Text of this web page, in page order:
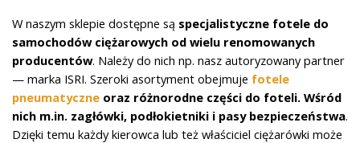
W naszym sklepie dostępne są specjalistyczne fotele do
samochodów ciężarowych od wielu renomowanych
producentów. Należy do nich np. nasz autoryzowany partner
— marka ISRI. Szeroki asortyment obejmuje fotele
pneumatyczne oraz różnorodne części do foteli. Wśród
nich m.in. zagłówki, podłokietniki i pasy bezpieczeństwa.
Dzięki temu każdy kierowca lub też właściciel ciężarówki może